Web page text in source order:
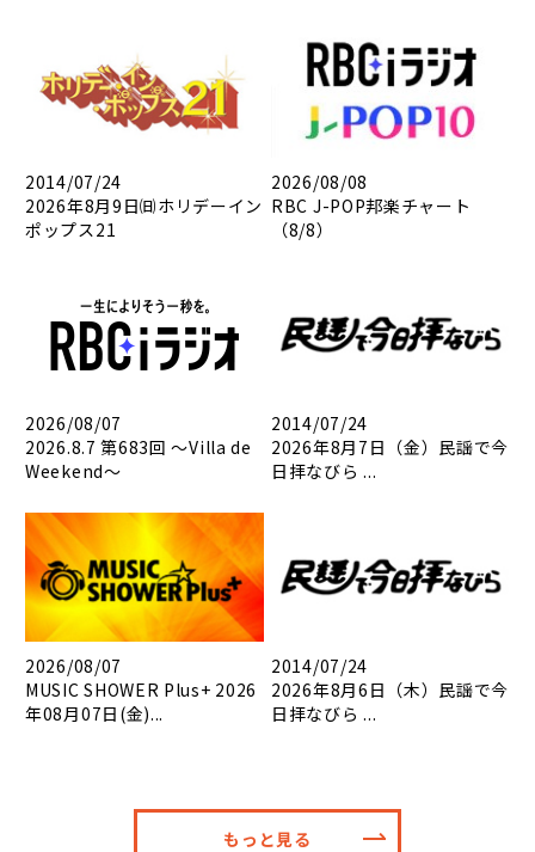
2014/07/24
2026年8月9日㈰ホリデーイン
ポップス21
2026/08/08
RBC J-POP邦楽チャート
（8/8）
2026/08/07
2026.8.7 第683回 ～Villa de
Weekend～
2014/07/24
2026年8月7日（金）民謡で今
日拝なびら ...
2026/08/07
MUSIC SHOWER Plus+ 2026
年08月07日(金)...
2014/07/24
2026年8月6日（木）民謡で今
日拝なびら ...
もっと見る